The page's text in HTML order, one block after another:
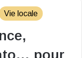
Vie locale